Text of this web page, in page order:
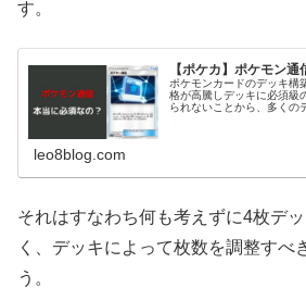
す。
【ポケカ】ポケモン
ポケモンカードのデッキ構
格が高騰しデッキに必須級
られないことから、多くの
leo8blog.com
それはすなわち何も考えずに4枚デ
く、デッキによって枚数を調整すべ
う。